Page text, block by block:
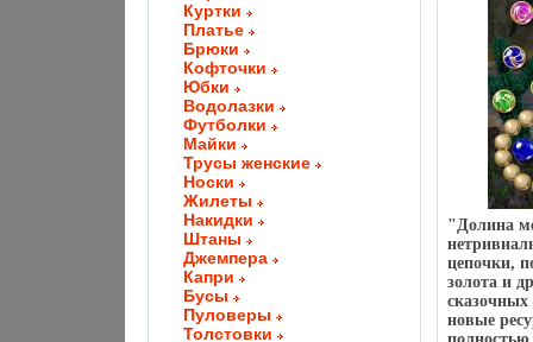
Куртки
Платье
Брюки
Кофточки
Юбки
Водолазки
Футболки
Майки
Трусы женские
Носки
Жилеты
Накидки
Штаны
Джемпера
Капри
Бусы
Пуловеры
Толстовки
"Долина
цепочки,
золота и
новые